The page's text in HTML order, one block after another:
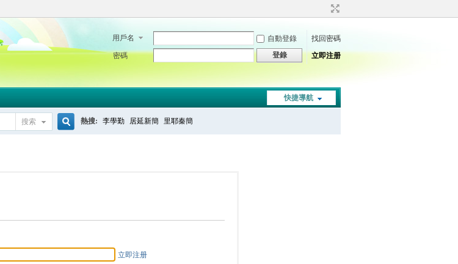
用戶名 自動登錄
找回密碼
密碼
登錄 立即注册
快捷導航
搜索 熱搜: 李學勤 居延新簡 里耶秦簡
立即注册